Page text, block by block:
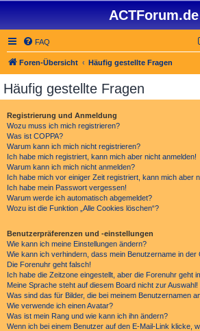
ACTForum.de
FAQ
Foren-Übersicht Häufig gestellte Fragen
Häufig gestellte Fragen
Registrierung und Anmeldung
Wozu muss ich mich registrieren?
Was ist COPPA?
Warum kann ich mich nicht registrieren?
Ich habe mich registriert, kann mich aber nicht anmelden!
Warum kann ich mich nicht anmelden?
Ich habe mich vor einiger Zeit registriert, kann mich aber
Ich habe mein Passwort vergessen!
Warum werde ich automatisch abgemeldet?
Wozu ist die Funktion „Alle Cookies löschen“?
Benutzerpräferenzen und -einstellungen
Wie kann ich meine Einstellungen ändern?
Wie kann ich verhindern, dass mein Benutzername in der
Die Forenuhr geht falsch!
Ich habe die Zeitzone eingestellt, aber die Forenuhr geht
Meine Sprache steht auf diesem Board nicht zur Auswahl!
Was sind das für Bilder, die bei meinem Benutzernamen
Wie verwende ich einen Avatar?
Was ist mein Rang und wie kann ich ihn ändern?
Wenn ich bei einem Benutzer auf den E-Mail-Link klicke,